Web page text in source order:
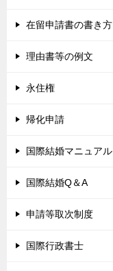
在留申請書の書き方
理由書等の例文
永住権
帰化申請
国際結婚マニュアル
国際結婚Q＆A
申請等取次制度
国際行政書士